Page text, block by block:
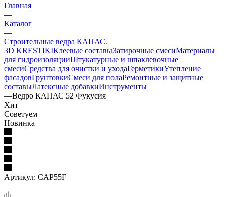
Главная
—
Каталог
—
Строительные ведра КАПАС
3D KRESTIKIКлеевые составыЗатирочные смесиМатериалы
для гидроизоляцииШтукатурные и шпаклевочные
смесиСредства для очистки и уходаГерметикиУтепление
фасадовГрунтовкиСмеси для полаРемонтные и защитные
составыЛатексные добавкиИнструменты
—Ведро КАПАС 52 Фукусия
Хит
Советуем
Новинка
Артикул: CAP55F